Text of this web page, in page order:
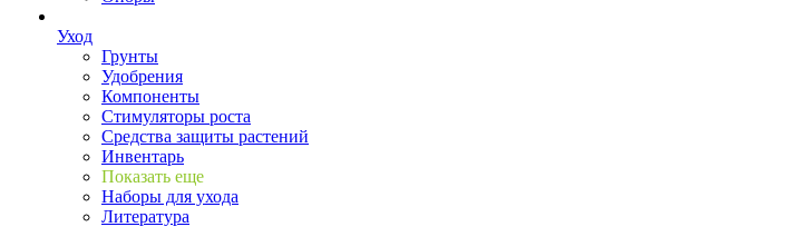
Уход
Грунты
Удобрения
Компоненты
Стимуляторы роста
Средства защиты растений
Инвентарь
Показать еще
Наборы для ухода
Литература